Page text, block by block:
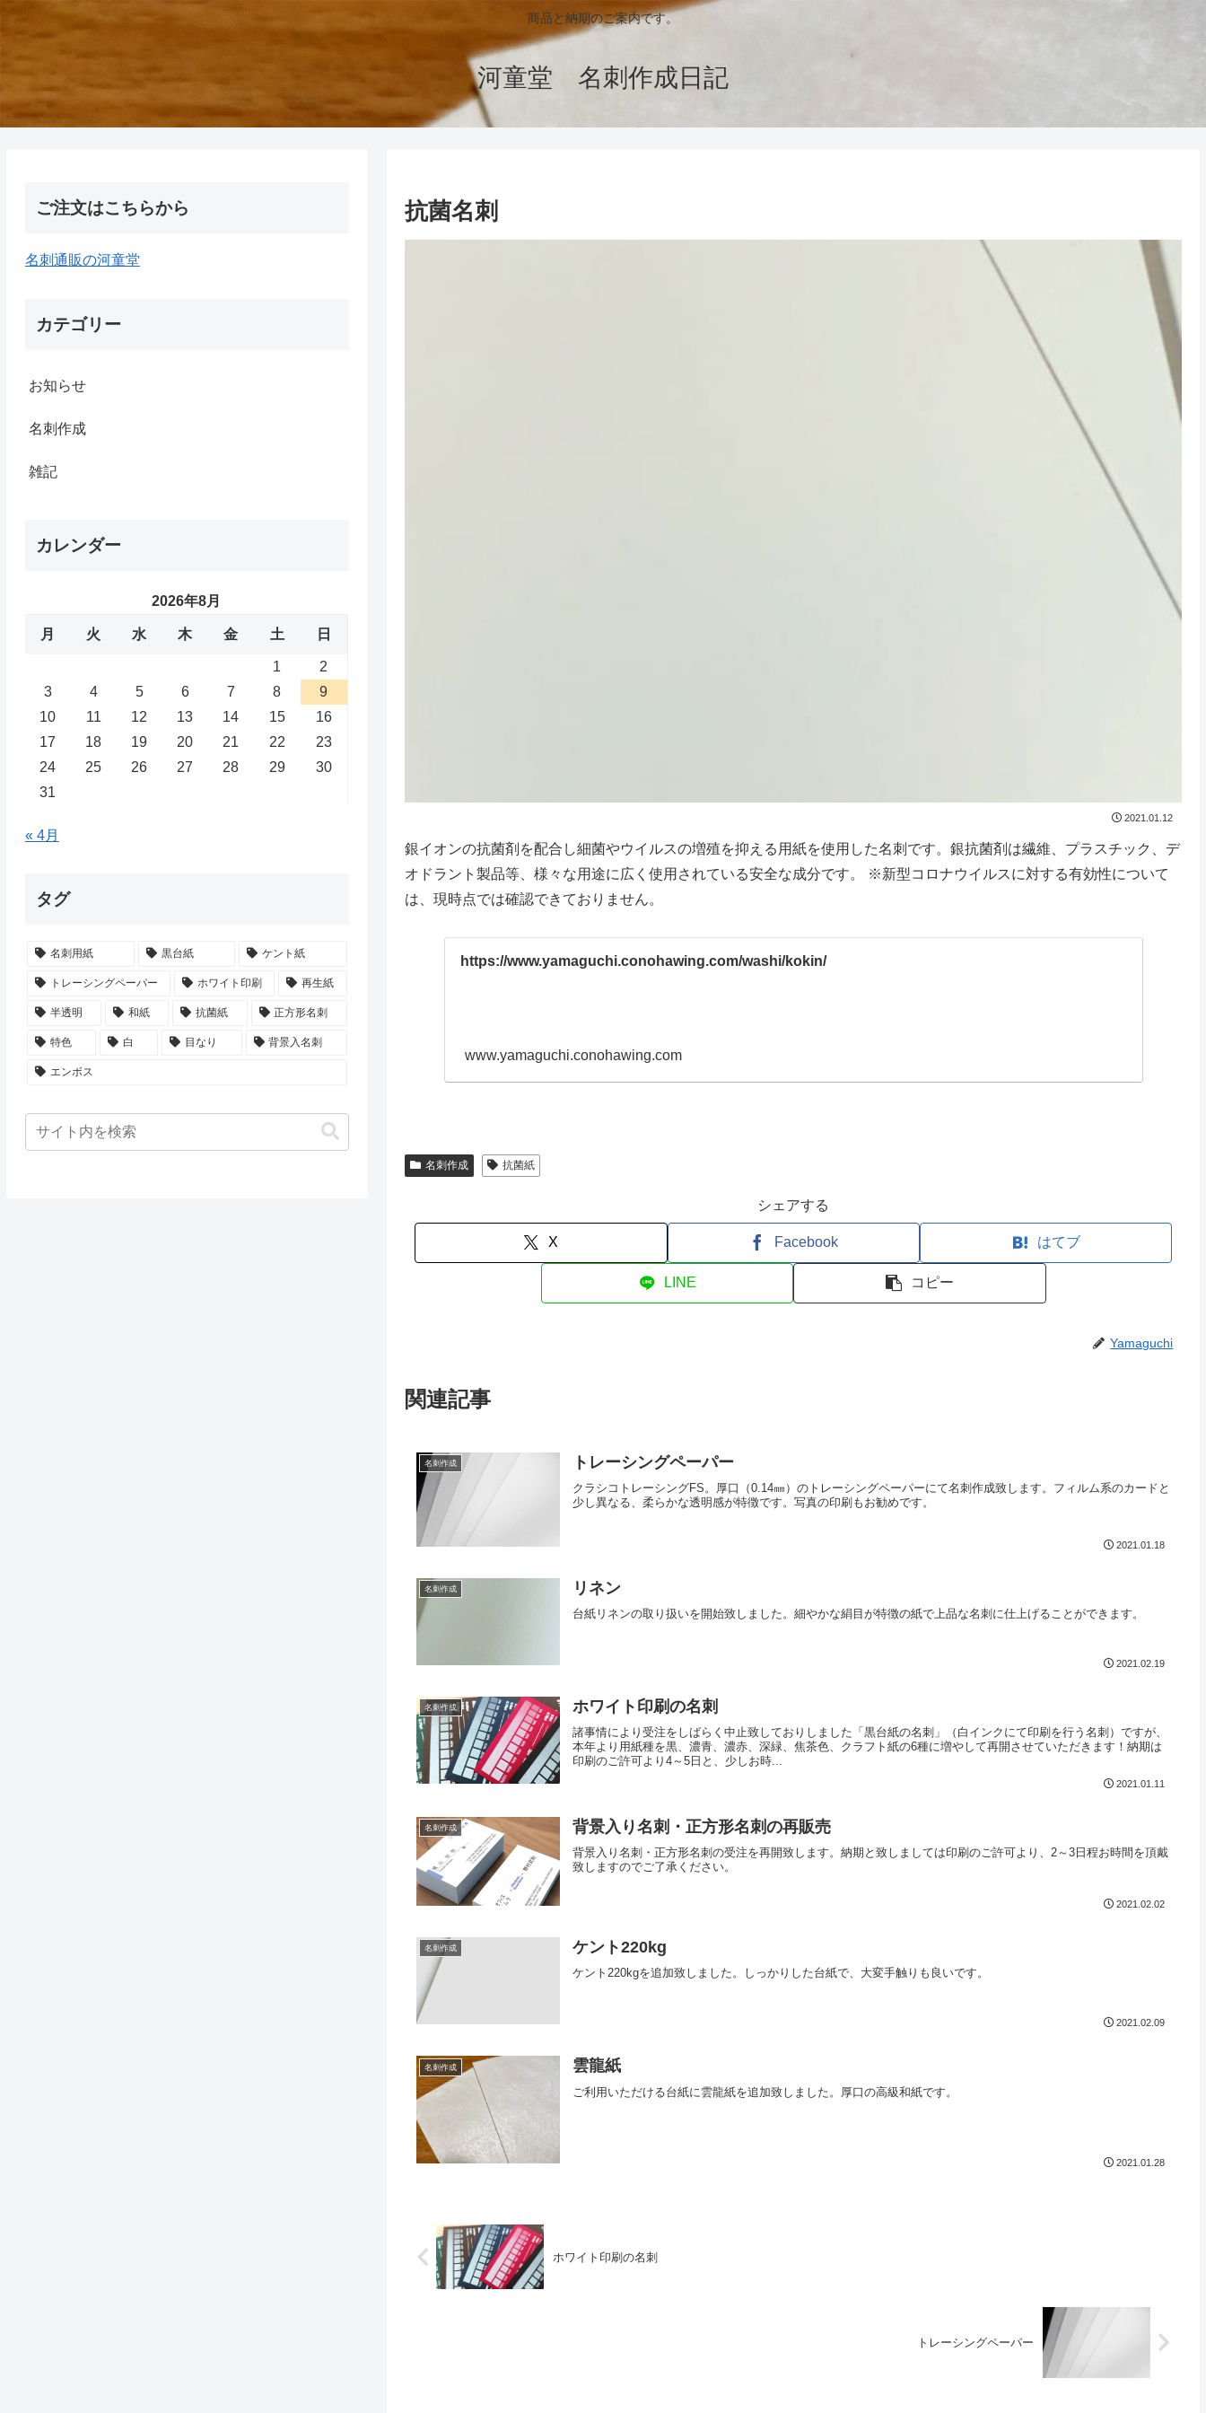
商品と納期のご案内です。
河童堂 名刺作成日記
抗菌名刺
2021.01.12
銀イオンの抗菌剤を配合し細菌やウイルスの増殖を抑える用紙を使用した名刺です。銀抗菌剤は繊維、プラスチック、デ
オドラント製品等、様々な用途に広く使用されている安全な成分です。 ※新型コロナウイルスに対する有効性について
は、現時点では確認できておりません。
https://www.yamaguchi.conohawing.com/washi/kokin/
www.yamaguchi.conohawing.com
名刺作成 抗菌紙
シェアする
X Facebook はてブ
LINE コピー
Yamaguchi
関連記事
名刺作成 トレーシングペーパー
クラシコトレーシングFS。厚口（0.14㎜）のトレーシングペーパーにて名刺作成致します。フィルム系のカードと
少し異なる、柔らかな透明感が特徴です。写真の印刷もお勧めです。
2021.01.18
名刺作成 リネン
台紙リネンの取り扱いを開始致しました。細やかな絹目が特徴の紙で上品な名刺に仕上げることができます。
2021.02.19
名刺作成 ホワイト印刷の名刺
諸事情により受注をしばらく中止致しておりしました「黒台紙の名刺」（白インクにて印刷を行う名刺）ですが、
本年より用紙種を黒、濃青、濃赤、深緑、焦茶色、クラフト紙の6種に増やして再開させていただきます！納期は
印刷のご許可より4～5日と、少しお時...
2021.01.11
名刺作成 背景入り名刺・正方形名刺の再販売
背景入り名刺・正方形名刺の受注を再開致します。納期と致しましては印刷のご許可より、2～3日程お時間を頂戴
致しますのでご了承ください。
2021.02.02
名刺作成 ケント220kg
ケント220kgを追加致しました。しっかりした台紙で、大変手触りも良いです。
2021.02.09
名刺作成 雲龍紙
ご利用いただける台紙に雲龍紙を追加致しました。厚口の高級和紙です。
2021.01.28
ホワイト印刷の名刺
トレーシングペーパー
ご注文はこちらから
名刺通販の河童堂
カテゴリー
お知らせ
名刺作成
雑記
カレンダー
2026年8月
月 火 水 木 金 土 日
1
2
3
4 5 6 7 8
9
10
11 12 13 14 15
16
17
18 19 20 21 22
23
24
25 26 27 28 29
30
31
« 4月
タグ
名刺用紙 黒台紙 ケント紙
トレーシングペーパー ホワイト印刷 再生紙
半透明 和紙 抗菌紙 正方形名刺
特色 白 目なり 背景入名刺
エンボス